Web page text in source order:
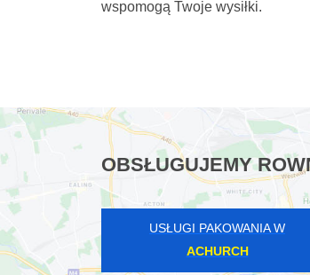
wspomogą Twoje wysiłki.
OBSŁUGUJEMY
USŁUGI PAKOWANIA W
ACHURCH